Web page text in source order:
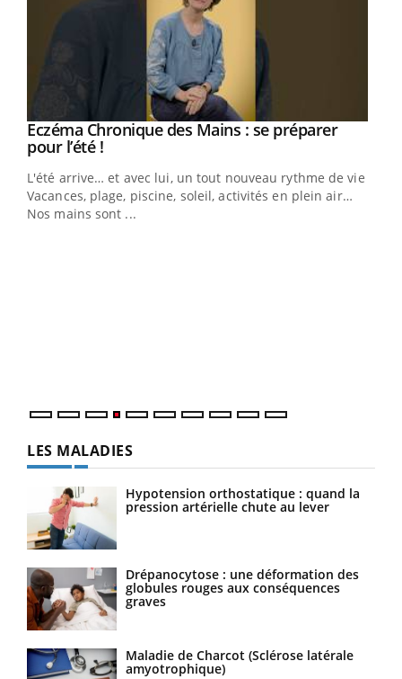
Youtube
Eczéma Chronique des Mains : se préparer
pour l’été !Youtube
L'été arrive… et avec lui, un tout nouveau rythme de vie !
Vacances, plage, piscine, soleil, activités en plein air…
Nos mains sont ...
Youtube
Diabète & Ramadan 2026Youtube
Le Ramadan approche, et, pour de nombreuses
personnes atteintes de diabète, c'est une période de
questions, de défis, mais ...
LES MALADIES
Hypotension orthostatique : quand la
pression artérielle chute au lever
Drépanocytose : une déformation des
globules rouges aux conséquences
graves
Maladie de Charcot (Sclérose latérale
amyotrophique)